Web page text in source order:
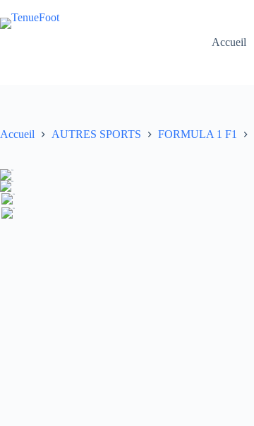
au
contenu
Accueil
Accueil AUTRES SPORTS FORMULA 1 F1